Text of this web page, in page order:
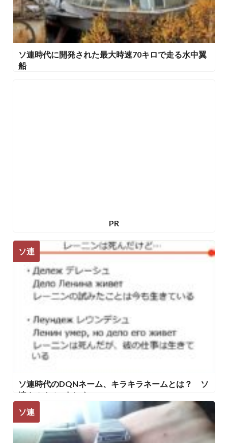
ソ連時代に開発された最大時速70キロで走る水中翼
船
PR
ソ連
ソ連時代のDQNネーム、キラキラネームとは？ ソ
連カルカル4まとめ
ソ連